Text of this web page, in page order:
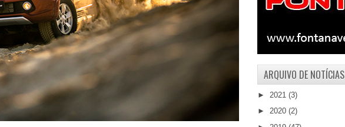
ARQUIVO DE NOTÍCIAS
► 2021 (3)
► 2020 (2)